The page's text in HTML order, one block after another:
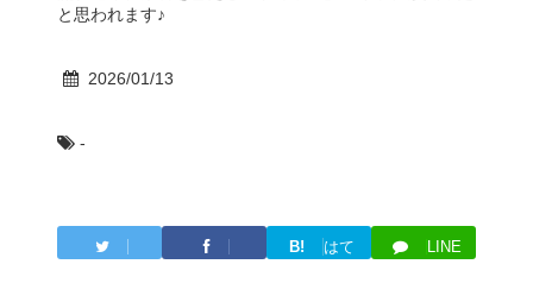
と思われます♪
2026/01/13
-
B!
はて
LINE